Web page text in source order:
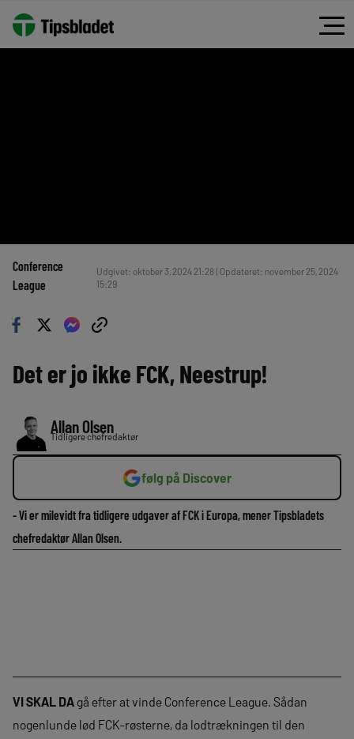
Conference
League
Udgivet: oktober 3, 2024 21:28 | Opdateret: november 25, 2024
15:29
Det er jo ikke FCK, Neestrup!
Allan Olsen
Tidligere chefredaktør
følg på Discover
- Vi er milevidt fra tidligere udgaver af FCK i Europa, mener Tipsbladets
chefredaktør Allan Olsen.
VI SKAL DA gå efter at vinde Conference League. Sådan
nogenlunde lød FCK-røsterne, da lodtrækningen til den